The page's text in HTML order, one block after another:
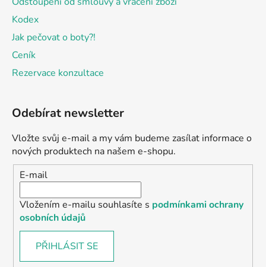
Kodex
Jak pečovat o boty?!
Ceník
Rezervace konzultace
Odebírat newsletter
Vložte svůj e-mail a my vám budeme zasílat informace o
nových produktech na našem e-shopu.
E-mail
Vložením e-mailu souhlasíte s podmínkami ochrany
osobních údajů
PŘIHLÁSIT SE